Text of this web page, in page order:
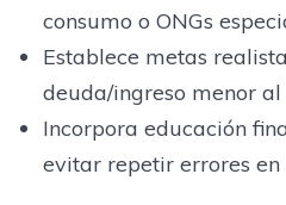
consumo o ONGs
Establece metas
deuda/ingreso menor al
Incorpora educación
evitar repetir errores en